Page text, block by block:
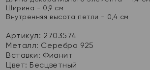
Ширина - 0,9 см
Внутренняя высота петли - 0,4 см
Артикул: 2703574
Металл: Серебро 925
Вставки: Фианит
Цвет: Бесцветный